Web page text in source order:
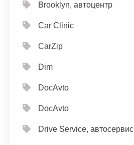
Brooklyn, автоцентр
Car Clinic
CarZip
Dim
DocAvto
DocAvto
Drive Service, автосервис